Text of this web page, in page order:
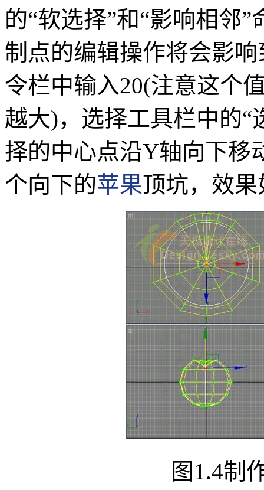
的“软选择”和“影响相邻
制点的编辑操作将会影
令栏中输入20(注意这个
越大)，选择工具栏中的“
择的中心点沿Y轴向下移
个向下的苹果顶坑，效
图1.4制